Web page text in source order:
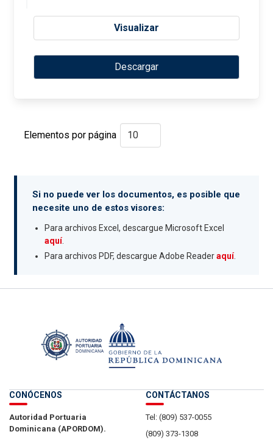
Visualizar
Descargar
Elementos por página
Si no puede ver los documentos, es posible que
necesite uno de estos visores:
Para archivos Excel, descargue Microsoft Excel
aquí.
Para archivos PDF, descargue Adobe Readeraquí.
CONÓCENOS
Autoridad Portuaria
Dominicana (APORDOM).
CONTÁCTANOS
Tel: (809) 537-0055
(809) 373-1308